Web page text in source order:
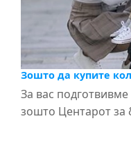
Зошто да купите
За вас
зошто Центарот